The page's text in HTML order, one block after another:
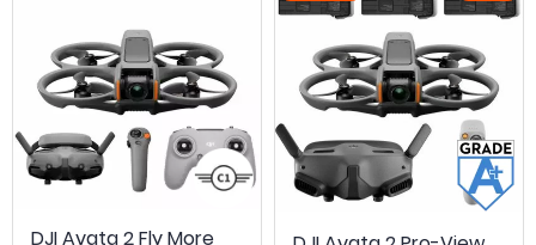
OCCASION - 180 €
DJI Avata 2 Fly More